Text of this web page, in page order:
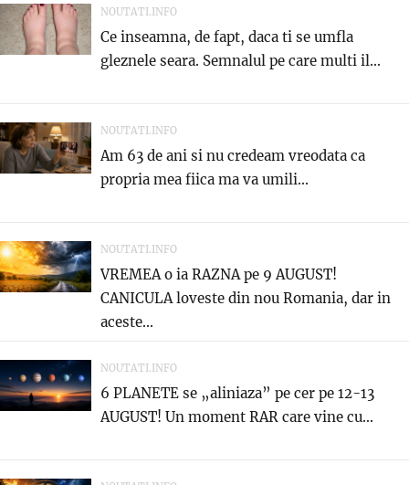
NOUTATI.INFO
Ce inseamna, de fapt, daca ti se umfla
gleznele seara. Semnalul pe care multi il...
NOUTATI.INFO
Am 63 de ani si nu credeam vreodata ca
propria mea fiica ma va umili...
NOUTATI.INFO
VREMEA o ia RAZNA pe 9 AUGUST!
CANICULA loveste din nou Romania, dar in
aceste...
NOUTATI.INFO
6 PLANETE se „aliniaza” pe cer pe 12-13
AUGUST! Un moment RAR care vine cu...